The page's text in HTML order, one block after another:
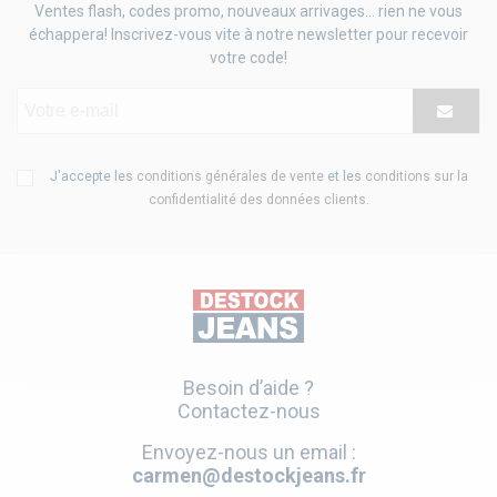
Ventes flash, codes promo, nouveaux arrivages... rien ne vous
échappera! Inscrivez-vous vite à notre newsletter pour recevoir
votre code!
J'accepte les conditions générales de vente et les conditions sur la
confidentialité des données clients
Besoin d’aide ?
Contactez-nous
Envoyez-nous un email :
carmen@destockjeans.fr